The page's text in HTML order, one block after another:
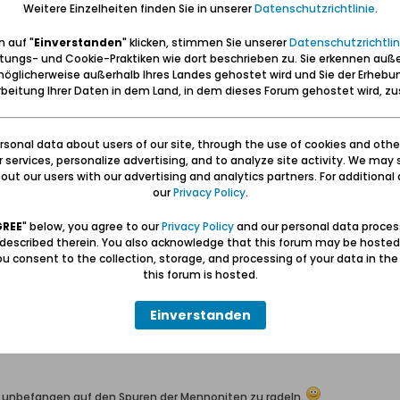
podatku - Klub Nowodworski
Miłośników Nowego Dworu Gdańskiego – Klub Nowodworski jest
Große Marienburger Werder bis Lichnowy und Stogi führen !
mennonitische Altertümer wird man dabei wohl schon zu sehen bekommen.
erbaut
auf den Spuren der Mennoniten zu radeln.
Weitere Einzelheiten finden Sie in unsererDatenschutzrichtlinie.
auf "Einverstanden" klicken, stimmen Sie unserer
und Cookie-Praktiken wie dort beschrieben zu. Sie erkennen
außerhalb Ihres Landes gehostet wird und Sie der
Ihrer Daten in dem Land, in dem dieses Forum gehostet wird,
data about users of our site, through the use of cookies and
services, personalize advertising, and to analyze site activity. We may
our users with our advertising and analytics partners. For additional
ourPrivacy Policy.
" below, you agree to ourPrivacy Policyand our personal data
therein. You also acknowledge that this forum may be
consent to the collection, storage, and processing of your data in
this forum is hosted.
Einverstanden